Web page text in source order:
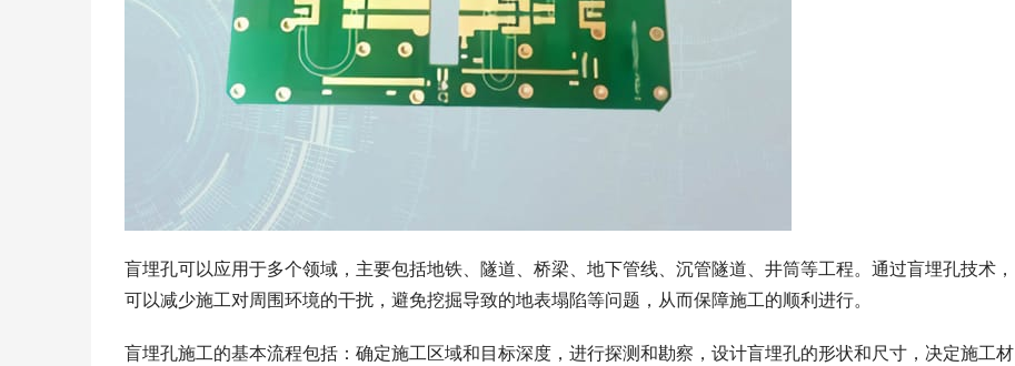
盲埋孔可以应用于多个领域，主要包括地铁、隧道、桥梁、地下管线、沉管隧道、井筒等工程。通过盲埋孔技术，
可以减少施工对周围环境的干扰，避免挖掘导致的地表塌陷等问题，从而保障施工的顺利进行。
盲埋孔施工的基本流程包括：确定施工区域和目标深度，进行探测和勘察，设计盲埋孔的形状和尺寸，决定施工材